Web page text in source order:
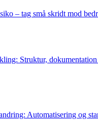
– tag små skridt mod
Struktur,
Automatisering og